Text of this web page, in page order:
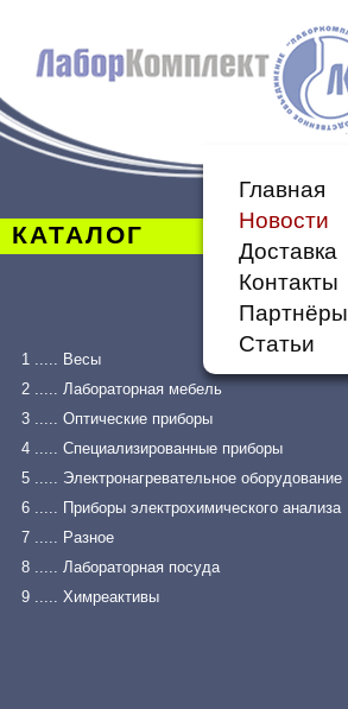
КАТАЛОГ
Главная
Новости
Доставка
Контакты
Партнёры
Статьи
1 ..... Весы
2 ..... Лабораторная мебель
3 ..... Оптические приборы
4 ..... Специализированные приборы
5 ..... Электронагревательное оборудование
6 ..... Приборы электрохимического анализа
7 ..... Разное
8 ..... Лабораторная посуда
9 ..... Химреактивы